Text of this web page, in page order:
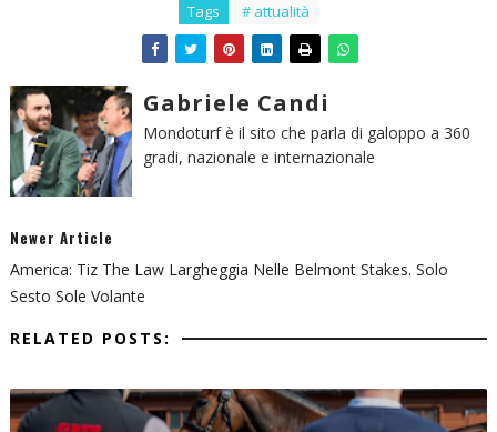
Tags # attualità
Gabriele Candi
Mondoturf è il sito che parla di galoppo a 360
gradi, nazionale e internazionale
Newer Article
America: Tiz The Law Largheggia Nelle Belmont Stakes. Solo
Sesto Sole Volante
RELATED POSTS: